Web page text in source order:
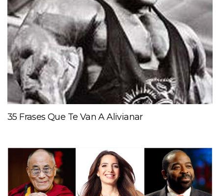
35 Frases Que Te Van A Alivianar